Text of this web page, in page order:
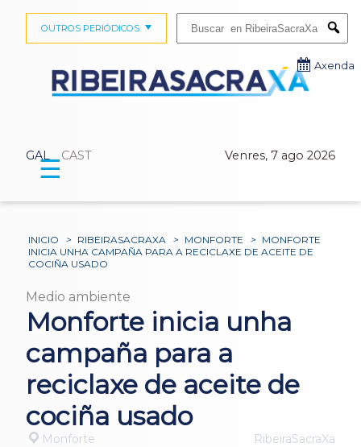
GAL CAST Venres, 7 ago 2026
OUTROS PERIÓDICOS
Axenda
☰
INICIO > RIBEIRASACRAXA > MONFORTE > MONFORTE
INICIA UNHA CAMPAÑA PARA A RECICLAXE DE ACEITE DE
COCIÑA USADO
Medio ambiente
Monforte inicia unha
campaña para a
reciclaxe de aceite de
cociña usado
Monforte RibeiraSacraXa